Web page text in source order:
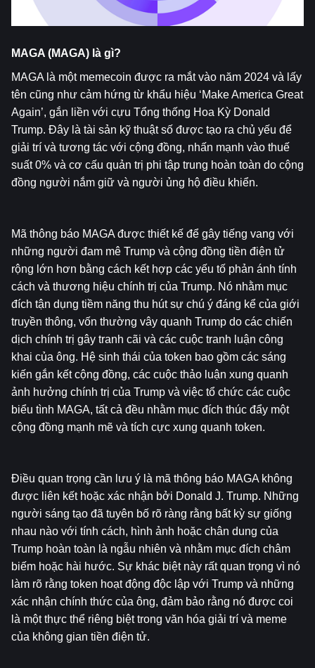
MAGA (MAGA) là gì?
MAGA là một memecoin được ra mắt vào năm 2024 và lấy
tên cũng như cảm hứng từ khẩu hiệu ‘Make America Great
Again’, gắn liền với cựu Tổng thống Hoa Kỳ Donald
Trump. Đây là tài sản kỹ thuật số được tạo ra chủ yếu để
giải trí và tương tác với cộng đồng, nhấn mạnh vào thuế
suất 0% và cơ cấu quản trị phi tập trung hoàn toàn do cộng
đồng người nắm giữ và người ủng hộ điều khiển.
Mã thông báo MAGA được thiết kế để gây tiếng vang với
những người đam mê Trump và cộng đồng tiền điện tử
rộng lớn hơn bằng cách kết hợp các yếu tố phản ánh tính
cách và thương hiệu chính trị của Trump. Nó nhằm mục
đích tận dụng tiềm năng thu hút sự chú ý đáng kể của giới
truyền thông, vốn thường vây quanh Trump do các chiến
dịch chính trị gây tranh cãi và các cuộc tranh luận công
khai của ông. Hệ sinh thái của token bao gồm các sáng
kiến ​​gắn kết cộng đồng, các cuộc thảo luận xung quanh
ảnh hưởng chính trị của Trump và việc tổ chức các cuộc
biểu tình MAGA, tất cả đều nhằm mục đích thúc đẩy một
cộng đồng mạnh mẽ và tích cực xung quanh token.
Điều quan trọng cần lưu ý là mã thông báo MAGA không
được liên kết hoặc xác nhận bởi Donald J. Trump. Những
người sáng tạo đã tuyên bố rõ ràng rằng bất kỳ sự giống
nhau nào với tính cách, hình ảnh hoặc chân dung của
Trump hoàn toàn là ngẫu nhiên và nhằm mục đích châm
biếm hoặc hài hước. Sự khác biệt này rất quan trọng vì nó
làm rõ rằng token hoạt động độc lập với Trump và những
xác nhận chính thức của ông, đảm bảo rằng nó được coi
là một thực thể riêng biệt trong văn hóa giải trí và meme
của không gian tiền điện tử.